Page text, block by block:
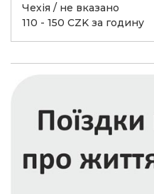
Чехія / не вказано
110 - 150 CZK за годину